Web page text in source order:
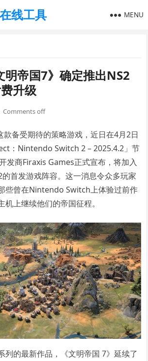
线工具 MENU
明帝国7》确定推出NS2
升级
Comments off
款备受期待的策略游戏，近日在4月2日
：Nintendo Switch 2 – 2025.4.2」节
发商Firaxis Games正式宣布，将加入
首发游戏阵容。这一消息令众多玩家
些曾在Nintendo Switch上体验过前作
机上继续他们的帝国征程。
列的最新作品，《文明帝国 7》延续了